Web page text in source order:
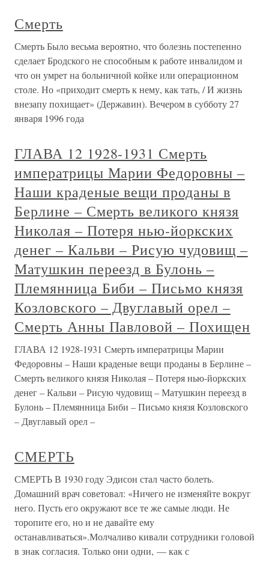
Смерть
Смерть Было весьма вероятно, что болезнь постепенно
сделает Бродского не способным к работе инвалидом и
что он умрет на больничной койке или операционном
столе. Но «приходит смерть к нему, как тать, / И жизнь
внезапу похищает» (Державин). Вечером в субботу 27
января 1996 года
ГЛАВА 12 1928-1931 Смерть
императрицы Марии Федоровны –
Наши краденые вещи проданы в
Берлине – Смерть великого князя
Николая – Потеря нью-йоркских
денег – Кальви – Рисую чудовищ –
Матушкин переезд в Булонь –
Племянница Биби – Письмо князя
Козловского – Двуглавый орел –
Смерть Анны Павловой – Похищен
ГЛАВА 12 1928-1931 Смерть императрицы Марии
Федоровны – Наши краденые вещи проданы в Берлине –
Смерть великого князя Николая – Потеря нью-йоркских
денег – Кальви – Рисую чудовищ – Матушкин переезд в
Булонь – Племянница Биби – Письмо князя Козловского
– Двуглавый орел –
СМЕРТЬ
СМЕРТЬ В 1930 году Эдисон стал часто болеть.
Домашний врач советовал: «Ничего не изменяйте вокруг
него. Пусть его окружают все те же самые люди. Не
торопите его, но и не давайте ему
останавливаться».Молчаливо кивали сотрудники головой
в знак согласия. Только они одни, — как с